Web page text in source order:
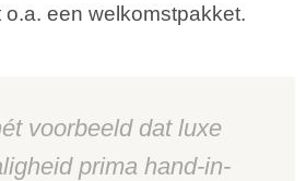
een welkomstpakket.
voorbeeld dat luxe
prima hand-in-